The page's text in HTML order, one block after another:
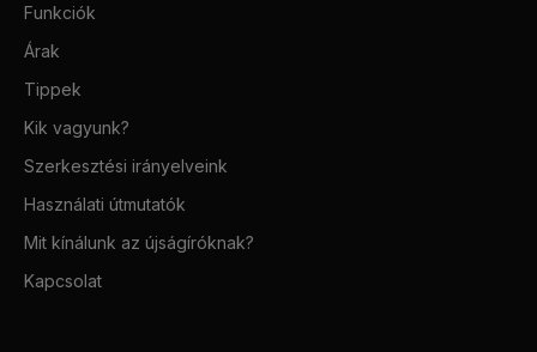
Funkciók
Árak
Tippek
Kik vagyunk?
Szerkesztési irányelveink
Használati útmutatók
Mit kínálunk az újságíróknak?
Kapcsolat